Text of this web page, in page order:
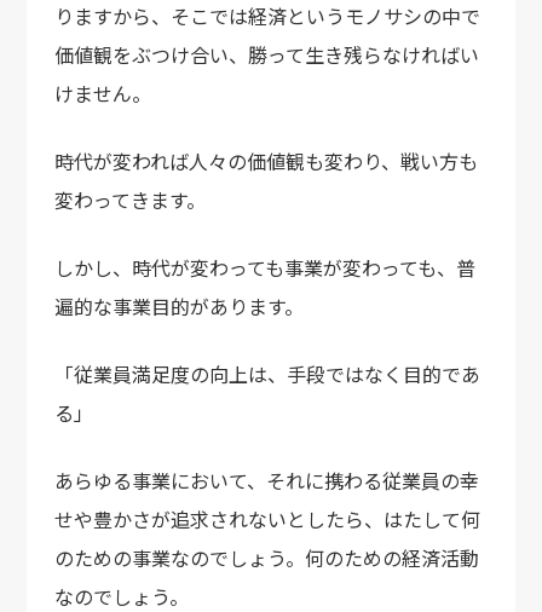
りますから、 そこでは経済というモノサシの中で
価値観をぶつけ合い、 勝って生き残らなければい
けません。
時代が変われば人々の価値観も変わり、戦い方も
変わってきます。
しかし、時代が変わっても事業が変わっても、普
遍的な事業目的があります。
「従業員満足度の向上は、手段ではなく目的であ
る」
あらゆる事業において、 それに携わる従業員の幸
せや豊かさが追求されないとしたら、 はたして何
のための事業なのでしょう。 何のための経済活動
なのでしょう。